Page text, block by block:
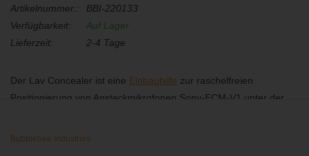
Artikelnummer::
BBI-220133
Verfügbarkeit:
Auf Lager
Lieferzeit:
2-4 Tage
Der Lav Concealer ist eine Einbauhilfe zur raschelfreien
Positionierung von Ansteckmikrofonen Sony-ECM-V1 unter der
Bubblebee Industries